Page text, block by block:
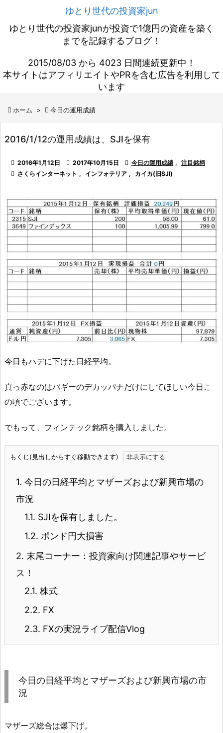
ゆとり世代の投資家jun
ゆとり世代の投資家junが投資で1億円の資産を築く
までを記録するブログ！
2015/08/03 から 4023 日間連続更新中！
本サイトはアフィリエイトやPRを含む広告を利用して
います
 ホーム >  今日の運用成績
2016/1/12の運用成績は、SJIを保有
 2016年1月12日  2017年10月15日  今日の運用成績 , 注目銘柄
 さくらインターネット , インフォテリア , カイカ(旧SJI)
今日もハデに下げた日経平均。
真っ赤なのはバギーのデカッパナだけにしてほしい今日こ
の頃でございます。
でもって、フィンテック銘柄を購入しました。
もくじ(見出しからすぐ移動できます)
1. 今日の日経平均とマザーズおよび新興市場の
市況
1.1. SJIを保有しました。
1.2. ポンド円大損害
2. 末尾コーナー：投資家向け関連記事やサービ
ス！
2.1. 株式
2.2. FX
2.3. FXの実況ライブ配信Vlog
今日の日経平均とマザーズおよび新興市場の市
況
マザーズ総合は爆下げ。